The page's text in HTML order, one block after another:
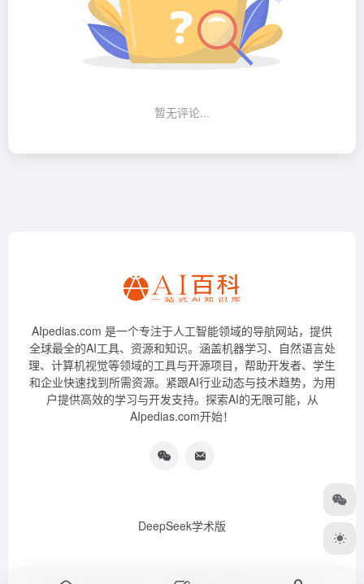
暂无评论...
AIpedias.com 是一个专注于人工智能领域的导航网站，提供
全球最全的AI工具、资源和知识。涵盖机器学习、自然语言处
理、计算机视觉等领域的工具与开源项目，帮助开发者、学生
和企业快速找到所需资源。紧跟AI行业动态与技术趋势，为用
户提供高效的学习与开发支持。探索AI的无限可能，从
AIpedias.com开始！
DeepSeek学术版